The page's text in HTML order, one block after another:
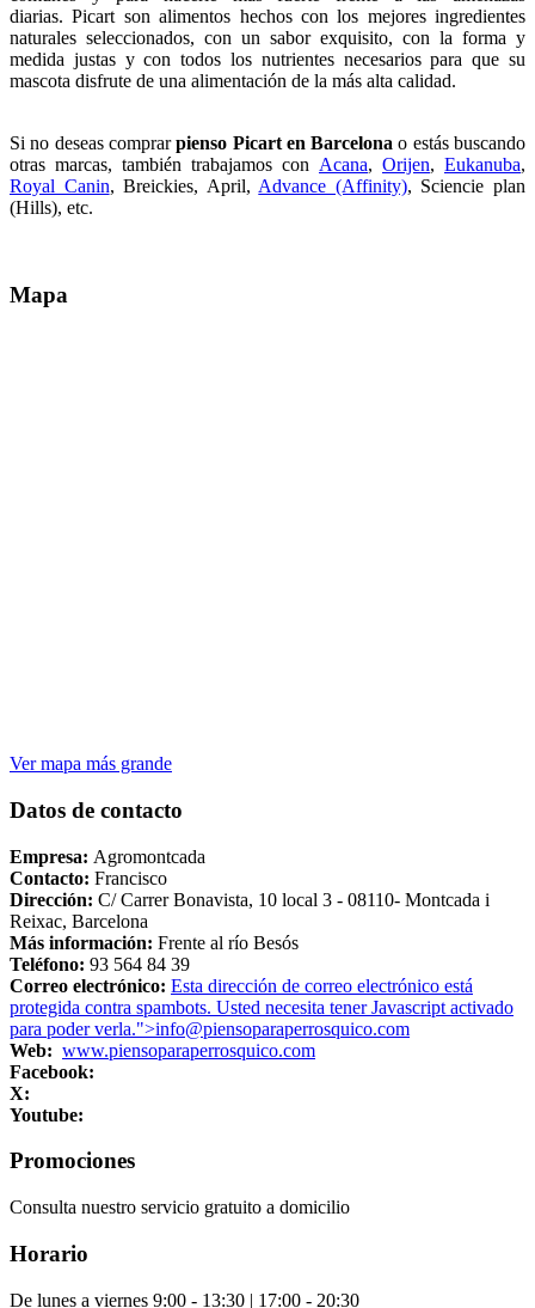
diarias. Picart son alimentos hechos con los mejores ingredientes
naturales seleccionados, con un sabor exquisito, con la forma y
medida justas y con todos los nutrientes necesarios para que su
mascota disfrute de una alimentación de la más alta calidad.
Si no deseas comprarpienso Picart en Barcelona o estás buscando
otras marcas, también trabajamos con Acana, Orijen, Eukanuba,
Royal Canin, Breickies, April, Advance (Affinity), Sciencie plan
(Hills), etc.
Mapa
Ver mapa más grande
Datos de contacto
Empresa: Agromontcada
Contacto: Francisco
Dirección: C/ Carrer Bonavista, 10 local 3 - 08110- Montcada i
Reixac, Barcelona
Más información: Frente al río Besós
Teléfono: 93 564 84 39
Correo electrónico: Esta dirección de correo electrónico está
protegida contra spambots. Usted necesita tener Javascript activado
para poder verla.">info@piensoparaperrosquico.com
Web: www.piensoparaperrosquico.com
Facebook:
X:
Youtube:
Promociones
Consulta nuestro servicio gratuito a domicilio
Horario
De lunes a viernes 9:00 - 13:30 | 17:00 - 20:30